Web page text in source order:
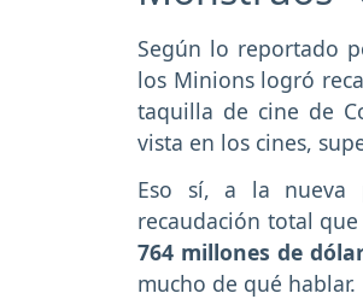
Según lo reportado
los Minions logró
taquilla de cine de
vista en los cines,
Eso sí, a la nueva
recaudación total
764 millones de
mucho de qué hablar.